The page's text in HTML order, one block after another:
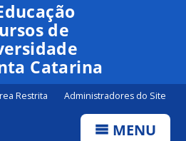
de
Catarina
Restrita Administradores do Site
MENU